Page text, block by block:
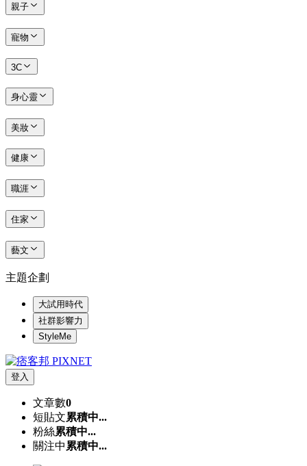
親子
寵物
3C
身心靈
美妝
健康
職涯
住家
藝文
主題企劃
大試用時代
社群影響力
StyleMe
登入
文章數0
短貼文累積中...
粉絲累積中...
關注中 累積中...